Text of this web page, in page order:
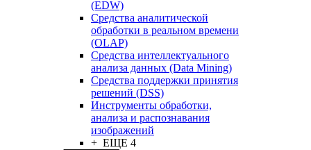
(EDW)
Средства аналитической
обработки в реальном времени
(OLAP)
Средства интеллектуального
анализа данных (Data Mining)
Средства поддержки принятия
решений (DSS)
Инструменты обработки,
анализа и распознавания
изображений
+ ЕЩЕ 4